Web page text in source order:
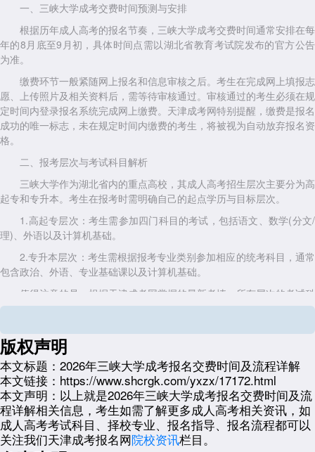
一、三峡大学成考交费时间预测与安排
根据历年成人高考的报名节奏，三峡大学成考交费时间通常安排在每
年的8月底至9月初，具体时间点需以湖北省教育考试院发布的官方公告
为准。
缴费环节一般紧随网上报名和信息审核之后。考生在完成网上填报志
愿、上传照片及相关资料后，需等待审核通过。审核通过的考生必须在规
定时间内登录报名系统完成网上缴费。天津成考网特别提醒，缴费是报名
成功的唯一标志，未在规定时间内缴费的考生，将被视为自动放弃报名资
格。
二、报考层次与考试科目解析
三峡大学作为湖北省内的重点高校，其成人高考招生层次主要分为高
起专和专升本。考生在报考时需明确自己的起点学历与目标层次。
1.高起专层次：考生需参加四门科目的考试，包括语文、数学(分文/
理)、外语以及计算机基础。
2.专升本层次：考生需根据报考专业类别参加相应的统考科目，通常
包含政治、外语、专业基础课以及计算机基础。
值得注意的是，根据天津成考网掌握的最新考情，所有层次的考试科
目中均包含计算机基础，这要求考生在备考时不能仅关注传统文理科知
层次的招生，考生在规划学历提升路径时需结合自身实际情况。
三、2026年政策衍生与报考趋势解读
展望2026年，成人高考的政策导向将更加规范与严格。天津成考网
分析认为，未来的报考趋势将呈现以下特点：
审核机制更严：随着学籍学历信息核查技术的升级，对于前置学历的
审核将更加精准，杜绝违规报考。
版权声明
本文标题： 2026年三峡大学成考报名交费时间及流程详解
本文链接： https://www.shcrgk.com/yxzx/17172.html
本文声明： 以上就是2026年三峡大学成考报名交费时间及流
程详解相关信息，考生如需了解更多成人高考相关资讯，如
成人高考考试科目、择校专业、报名指导、报名流程都可以
关注我们天津成考报名网院校资讯栏目。